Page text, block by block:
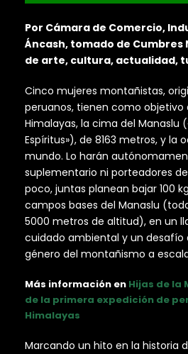
Por Cámara de Comercio,
Áncash, tomado de Cumbres
de arte, cultura, actualidad,
Cinco mujeres montañistas,
peruanos, tienen como objetivo
Himalayas, la cima del Manaslu
Espíritus»), de 8163 metros, y la
mundo. Lo harán
suplementario ni porteadores
poco, juntas planean bajar 100
campos bases del Manaslu
5000 metros de altitud), en un
cuidado ambiental y un desafío
género del montañismo a
Más información en Hijas de la
de la primera expedición de
Himalayas
Marcando un hito en la historia